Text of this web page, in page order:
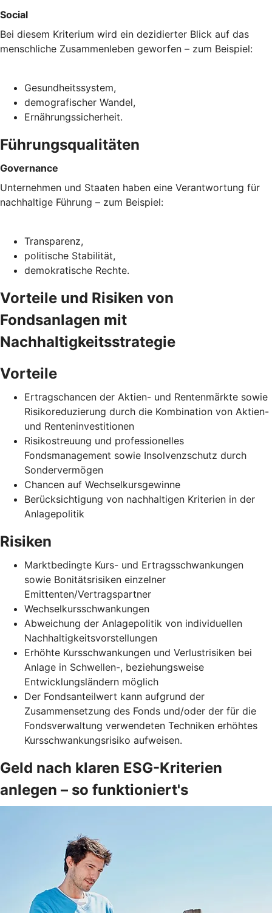
Social
Bei diesem Kriterium wird ein dezidierter Blick auf das
menschliche Zusammenleben geworfen – zum Beispiel:
Gesundheitssystem,
demografischer Wandel,
Ernährungssicherheit.
Führungsqualitäten
Governance
Unternehmen und Staaten haben eine Verantwortung für
nachhaltige Führung – zum Beispiel:
Transparenz,
politische Stabilität,
demokratische Rechte.
Vorteile und Risiken von
Fondsanlagen mit
Nachhaltigkeitsstrategie
Vorteile
Ertragschancen der Aktien- und Rentenmärkte sowie
Risikoreduzierung durch die Kombination von Aktien-
und Renteninvestitionen
Risikostreuung und professionelles
Fondsmanagement sowie Insolvenzschutz durch
Sondervermögen
Chancen auf Wechselkursgewinne
Berücksichtigung von nachhaltigen Kriterien in der
Anlagepolitik
Risiken
Marktbedingte Kurs- und Ertragsschwankungen
sowie Bonitätsrisiken einzelner
Emittenten/Vertragspartner
Wechselkursschwankungen
Abweichung der Anlagepolitik von individuellen
Nachhaltigkeitsvorstellungen
Erhöhte Kursschwankungen und Verlustrisiken bei
Anlage in Schwellen-, beziehungsweise
Entwicklungsländern möglich
Der Fondsanteilwert kann aufgrund der
Zusammensetzung des Fonds und/oder der für die
Fondsverwaltung verwendeten Techniken erhöhtes
Kursschwankungsrisiko aufweisen.
Geld nach klaren ESG-Kriterien
anlegen – so funktioniert's